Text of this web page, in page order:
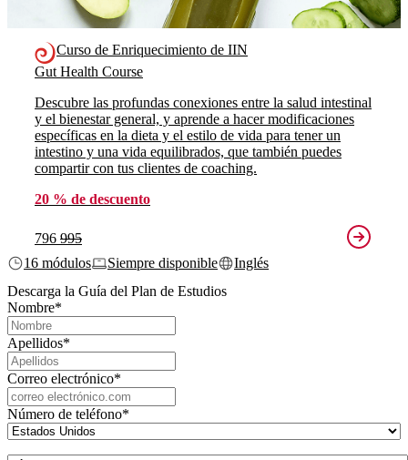
Curso de Enriquecimiento de IIN
Gut Health Course
Descubre las profundas conexiones entre la salud intestinal
y el bienestar general, y aprende a hacer modificaciones
específicas en la dieta y el estilo de vida para tener un
intestino y una vida equilibrados, que también puedes
compartir con tus clientes de coaching.
20 % de descuento
796 995
16 módulos
Siempre disponible
Inglés
Descarga la Guía del Plan de Estudios
Nombre*
Apellidos*
Correo electrónico*
Número de teléfono*